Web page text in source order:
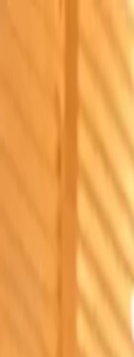
Štvrtok, 6. augusta